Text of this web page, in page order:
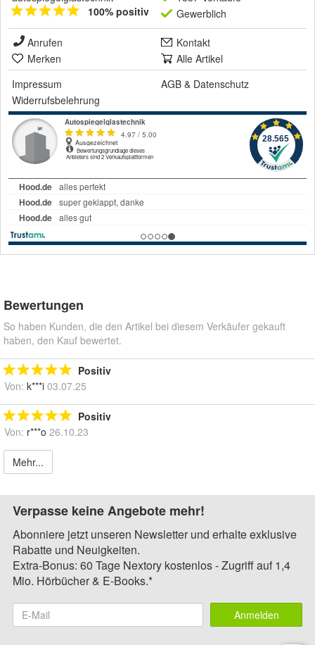
100% positiv
Gewerblich
Anrufen
Kontakt
Merken
Alle Artikel
Impressum
AGB & Datenschutz
Widerrufsbelehrung
Bewertungen
So haben Kunden, die den Artikel bei diesem Verkäufer gekauft
haben, den Kauf bewertet.
Positiv
Von: k***i 03.07.25
Positiv
Von: r***o 26.10.23
Mehr...
Verpasse keine Angebote mehr!
Abonniere jetzt unseren Newsletter und erhalte exklusive
Rabatte und Neuigkeiten.
Extra-Bonus: 60 Tage Nextory kostenlos - Zugriff auf 1,4
Mio. Hörbücher & E-Books.*
Anmelden